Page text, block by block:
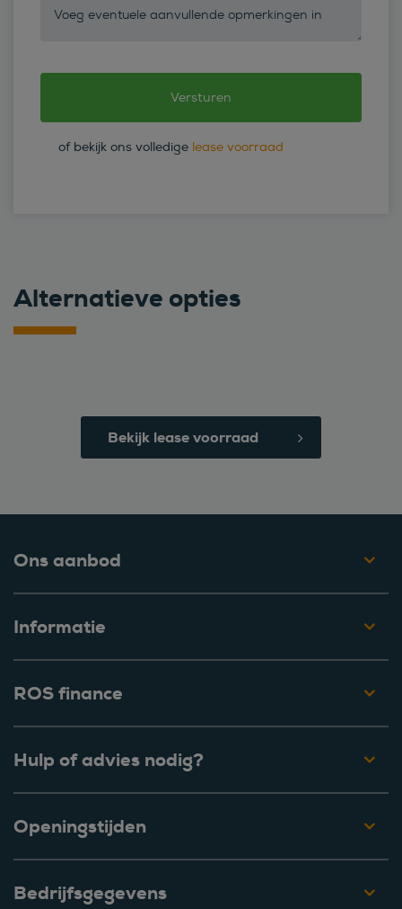
of bekijk ons volledige lease voorraad
Alternatieve opties
Bekijk lease voorraad
Ons aanbod
Informatie
ROS finance
Hulp of advies nodig?
Openingstijden
Bedrijfsgegevens